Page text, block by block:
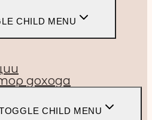
CHILD MENU
дохода
CHILD MENU